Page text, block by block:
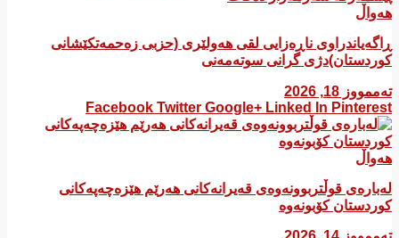
هەواڵ
ڕاگەیاندراوی ناڕەزایی لقی هەولێری (حزبی زەحمەتکێشانی
کوردستان)دژی گرانی سوتەمەنی
تەممووز 18, 2026
Facebook Twitter Google+ Linked In Pinterest
هەواڵ
لەبارەی قوڵتربوونەوەی قەیرانەكانی هەرێم هێزەچەپەكانی
كوردستان كۆبونەوە